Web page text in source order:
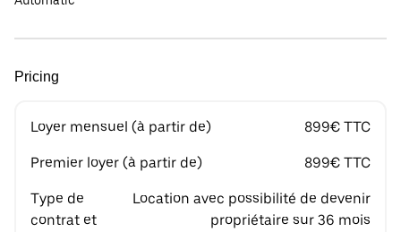
Pricing
Loyer mensuel (à partir de) 899€ TTC
Premier loyer (à partir de) 899€ TTC
Type de
contrat et
Location avec possibilité de devenir
propriétaire sur 36 mois